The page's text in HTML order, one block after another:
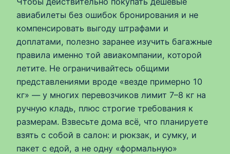
авиабилеты без ошибок бронирования и не
компенсировать выгоду штрафами и
доплатами, полезно заранее изучить багажные
правила именно той авиакомпании, которой
летите. Не ограничивайтесь общими
представлениями вроде «везде примерно 10
кг» — у многих перевозчиков лимит 7–8 кг на
ручную кладь, плюс строгие требования к
размерам. Взвесьте дома всё, что планируете
взять с собой в салон: и рюкзак, и сумку, и
пакет с едой, а не одну «формальную»